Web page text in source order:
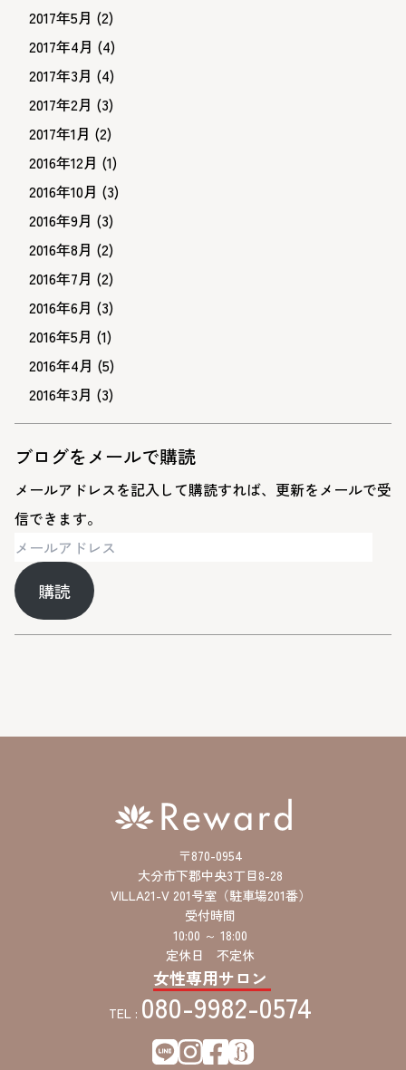
2017年5月 (2)
2017年4月 (4)
2017年3月 (4)
2017年2月 (3)
2017年1月 (2)
2016年12月 (1)
2016年10月 (3)
2016年9月 (3)
2016年8月 (2)
2016年7月 (2)
2016年6月 (3)
2016年5月 (1)
2016年4月 (5)
2016年3月 (3)
ブログをメールで購読
メールアドレスを記入して購読すれば、更新をメールで受
信できます。
メ
ー
ル
ア
購読
〒870-0954
大分市下郡中央3丁目8-28
VILLA21-V 201号室（駐車場201番）
受付時間
10:00 ～ 18:00
定休日 不定休
女性専用サロン
TEL : 080-9982-0574